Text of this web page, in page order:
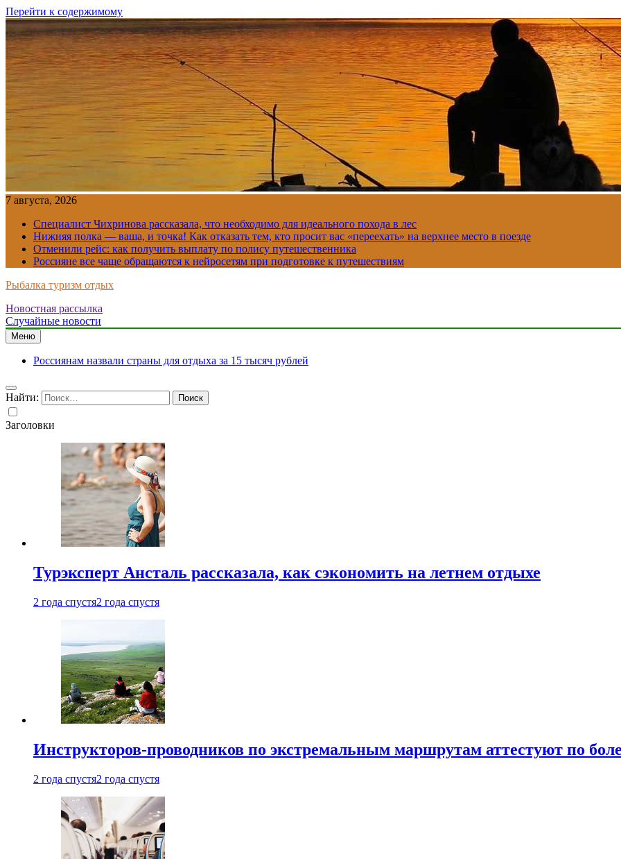
Перейти к содержимому
7 августа, 2026
Специалист Чихринова рассказала, что необходимо для идеального похода в лес
Нижняя полка — ваша, и точка! Как отказать тем, кто просит вас «переехать» на верхнее место в поезде
Отменили рейс: как получить выплату по полису путешественника
Россияне все чаще обращаются к нейросетям при подготовке к путешествиям
Рыбалка туризм отдых
Новостная рассылка
Случайные новости
Меню
Россиянам назвали страны для отдыха за 15 тысяч рублей
Найти:
Заголовки
Турэксперт Ансталь рассказала, как сэкономить на летнем отдыхе
2 года спустя2 года спустя
Инструкторов-проводников по экстремальным маршрутам аттестуют по
2 года спустя2 года спустя